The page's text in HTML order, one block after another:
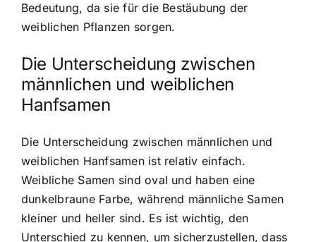
Bedeutung, da sie für die Bestäubung der
weiblichen Pflanzen sorgen.
Die Unterscheidung zwischen
männlichen und weiblichen
Hanfsamen
Die Unterscheidung zwischen männlichen und
weiblichen Hanfsamen ist relativ einfach.
Weibliche Samen sind oval und haben eine
dunkelbraune Farbe, während männliche Samen
kleiner und heller sind. Es ist wichtig, den
Unterschied zu kennen, um sicherzustellen, dass